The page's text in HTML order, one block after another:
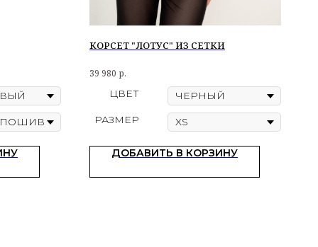
КОРСЕТ "ЛОТУС" ИЗ СЕТКИ
39 980 р.
ЦВЕТ
РАЗМЕР
ДОБАВИТЬ В КОРЗИНУ